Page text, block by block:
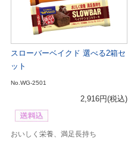
スローバーベイクド 選べる2箱セ
ット
No.WG-2501
2,916円(税込)
おいしく栄養、満足長持ち